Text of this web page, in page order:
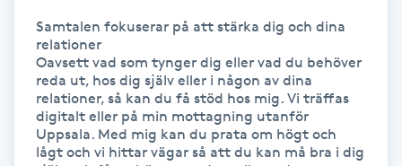
Hälsprickor
Idrottsmassage
Samtalen fokuserar på att stärka dig och dina
relationer
Oavsett vad som tynger dig eller vad du behöver
reda ut, hos dig själv eller i någon av dina
relationer, så kan du få stöd hos mig. Vi träffas
digitalt eller på min mottagning utanför
Uppsala. Med mig kan du prata om högt och
lågt och vi hittar vägar så att du kan må bra i dig